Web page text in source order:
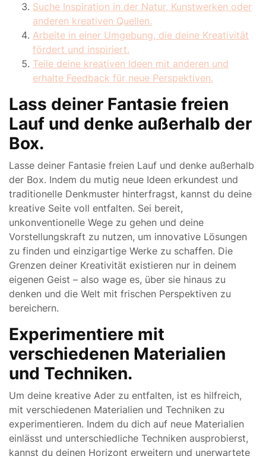
Suche Inspiration in der Natur, Kunstwerken oder
anderen kreativen Quellen.
Arbeite in einer Umgebung, die deine Kreativität
fördert und inspiriert.
Teile deine kreativen Ideen mit anderen und
erhalte Feedback für neue Perspektiven.
Lass deiner Fantasie freien
Lauf und denke außerhalb der
Box.
Lasse deiner Fantasie freien Lauf und denke außerhalb
der Box. Indem du mutig neue Ideen erkundest und
traditionelle Denkmuster hinterfragst, kannst du deine
kreative Seite voll entfalten. Sei bereit,
unkonventionelle Wege zu gehen und deine
Vorstellungskraft zu nutzen, um innovative Lösungen
zu finden und einzigartige Werke zu schaffen. Die
Grenzen deiner Kreativität existieren nur in deinem
eigenen Geist – also wage es, über sie hinaus zu
denken und die Welt mit frischen Perspektiven zu
bereichern.
Experimentiere mit
verschiedenen Materialien
und Techniken.
Um deine kreative Ader zu entfalten, ist es hilfreich,
mit verschiedenen Materialien und Techniken zu
experimentieren. Indem du dich auf neue Materialien
einlässt und unterschiedliche Techniken ausprobierst,
kannst du deinen Horizont erweitern und unerwartete